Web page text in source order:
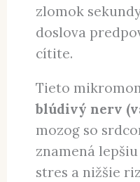
zlomok
doslova
cítite.
Tieto
blúdivý nerv
mozog so
znamená
stres a nižšie